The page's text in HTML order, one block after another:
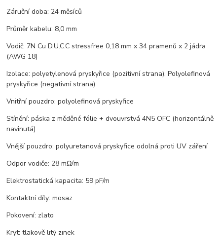
Záruční doba: 24 měsíců
Průměr kabelu: 8,0 mm
Vodič: 7N Cu D.U.C.C stressfree 0,18 mm x 34 pramenů x 2 jádra
(AWG 18)
Izolace: polyetylenová pryskyřice (pozitivní strana), Polyolefinová
pryskyřice (negativní strana)
Vnitřní pouzdro: polyolefinová pryskyřice
Stínění: páska z měděné fólie + dvouvrstvá 4N5 OFC (horizontálně
navinutá)
Vnější pouzdro: polyuretanová pryskyřice odolná proti UV záření
Odpor vodiče: 28 mΩ/m
Elektrostatická kapacita: 59 pF/m
Kontaktní díly: mosaz
Pokovení: zlato
Kryt: tlakově litý zinek